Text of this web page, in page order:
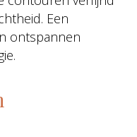
Een
ontspannen